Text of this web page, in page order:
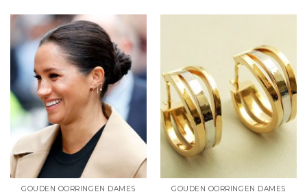
GOUDEN OORRINGEN DAMES GOUDEN OORRINGEN DAMES